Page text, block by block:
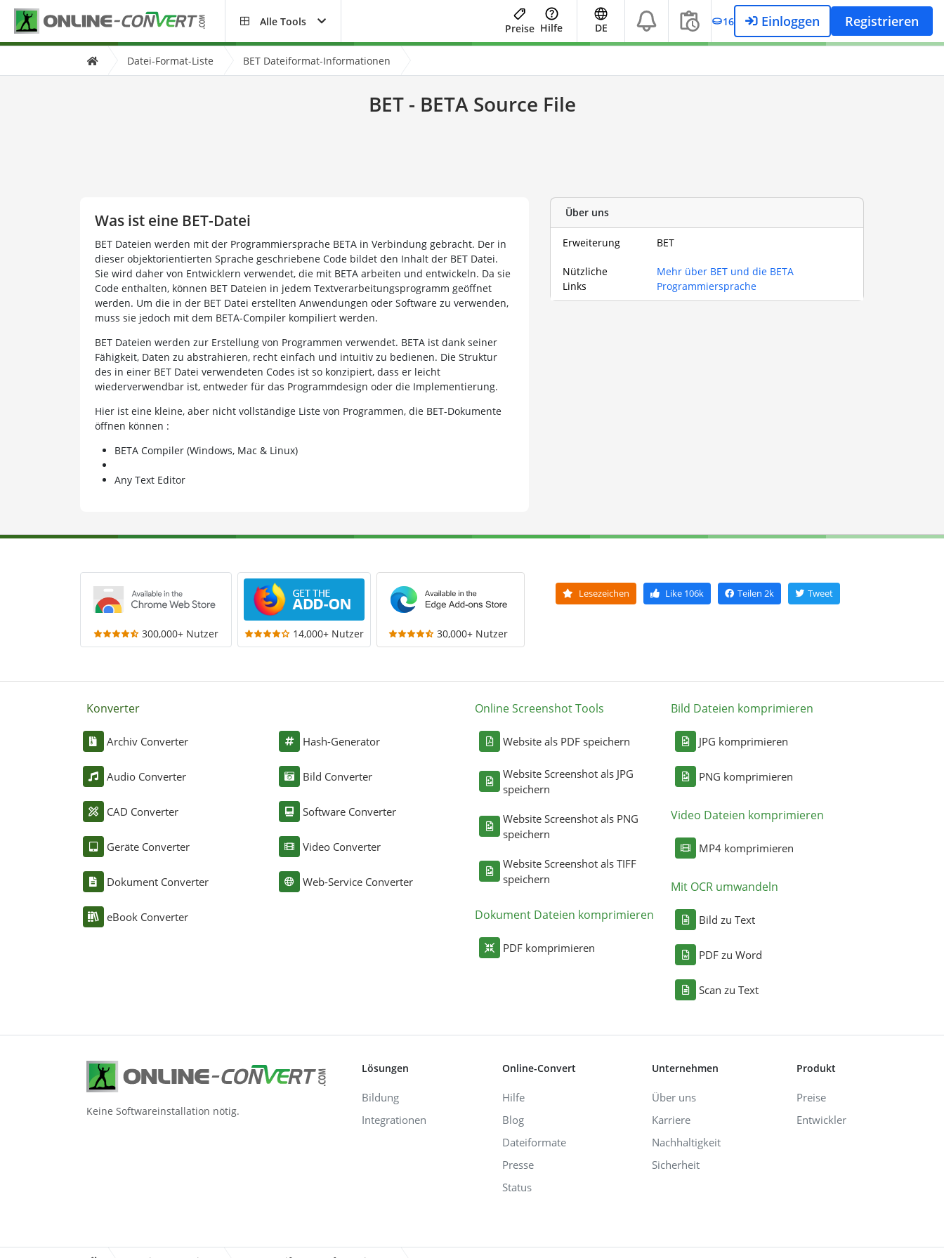
Alle Tools
Preise Hilfe DE 16 Einloggen Registrieren
Datei-Format-Liste BET Dateiformat-Informationen
BET - BETA Source File
Was ist eine BET-Datei
BET Dateien werden mit der Programmiersprache BETA in Verbindung gebracht. Der in
dieser objektorientierten Sprache geschriebene Code bildet den Inhalt der BET Datei.
Sie wird daher von Entwicklern verwendet, die mit BETA arbeiten und entwickeln. Da sie
Code enthalten, können BET Dateien in jedem Textverarbeitungsprogramm geöffnet
werden. Um die in der BET Datei erstellten Anwendungen oder Software zu verwenden,
muss sie jedoch mit dem BETA-Compiler kompiliert werden.
BET Dateien werden zur Erstellung von Programmen verwendet. BETA ist dank seiner
Fähigkeit, Daten zu abstrahieren, recht einfach und intuitiv zu bedienen. Die Struktur
des in einer BET Datei verwendeten Codes ist so konzipiert, dass er leicht
wiederverwendbar ist, entweder für das Programmdesign oder die Implementierung.
Hier ist eine kleine, aber nicht vollständige Liste von Programmen, die BET-Dokumente
öffnen können :
BETA Compiler (Windows, Mac & Linux)
Any Text Editor
Über uns
Erweiterung BET
Nützliche
Links
Mehr über BET und die BETA
Programmiersprache
300,000+ Nutzer 14,000+ Nutzer 30,000+ Nutzer
Lesezeichen Like106k Teilen 2k Tweet
Konverter
Archiv Converter
Audio Converter
CAD Converter
Geräte Converter
Dokument Converter
eBook Converter
Hash-Generator
Bild Converter
Software Converter
Video Converter
Web-Service Converter
Online Screenshot Tools
Website als PDF speichern
Website Screenshot als JPG
speichern
Website Screenshot als PNG
speichern
Website Screenshot als TIFF
speichern
Dokument Dateien komprimieren
PDF komprimieren
Bild Dateien komprimieren
JPG komprimieren
PNG komprimieren
Video Dateien komprimieren
MP4 komprimieren
Mit OCR umwandeln
Bild zu Text
PDF zu Word
Scan zu Text
Keine Softwareinstallation nötig.
Lösungen
Bildung
Integrationen
Online-Convert
Hilfe
Blog
Dateiformate
Presse
Status
Unternehmen
Über uns
Karriere
Nachhaltigkeit
Sicherheit
Produkt
Preise
Entwickler